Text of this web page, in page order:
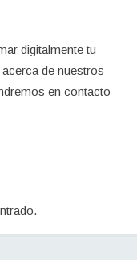
digitalmente tu
de nuestros
en contacto